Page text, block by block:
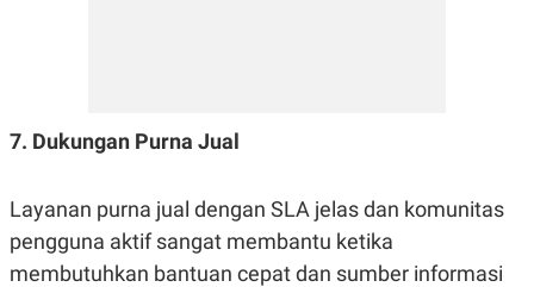
7. Dukungan Purna Jual
Layanan purna jual dengan SLA jelas dan komunitas
pengguna aktif sangat membantu ketika
membutuhkan bantuan cepat dan sumber informasi